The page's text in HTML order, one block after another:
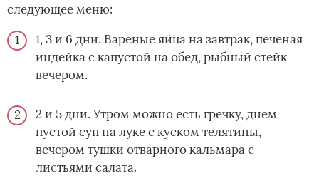
следующее меню:
1, 3 и 6 дни. Вареные яйца на завтрак, печеная
индейка с капустой на обед, рыбный стейк
вечером.
2 и 5 дни. Утром можно есть гречку, днем
пустой суп на луке с куском телятины,
вечером тушки отварного кальмара с
листьями салата.